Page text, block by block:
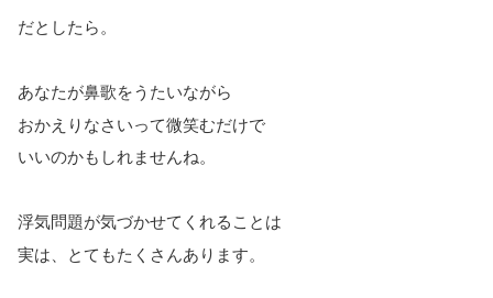
だとしたら。
あなたが鼻歌をうたいながら
おかえりなさいって微笑むだけで
いいのかもしれませんね。
浮気問題が気づかせてくれることは
実は、とてもたくさんあります。